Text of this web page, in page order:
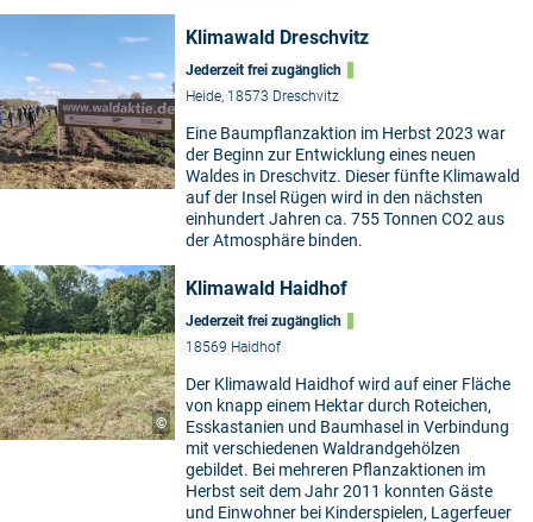
Klimawald Dreschvitz
Jederzeit frei zugänglich
Heide, 18573 Dreschvitz
Eine Baumpflanzaktion im Herbst 2023 war
der Beginn zur Entwicklung eines neuen
Waldes in Dreschvitz. Dieser fünfte Klimawald
auf der Insel Rügen wird in den nächsten
einhundert Jahren ca. 755 Tonnen CO2 aus
der Atmosphäre binden.
©
Klimawald Haidhof
Jederzeit frei zugänglich
18569 Haidhof
Der Klimawald Haidhof wird auf einer Fläche
von knapp einem Hektar durch Roteichen,
Esskastanien und Baumhasel in Verbindung
mit verschiedenen Waldrandgehölzen
gebildet. Bei mehreren Pflanzaktionen im
Herbst seit dem Jahr 2011 konnten Gäste
und Einwohner bei Kinderspielen, Lagerfeuer